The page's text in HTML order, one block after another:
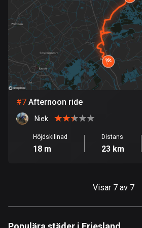
113 rutter
Elfenbenskusten
1 rutt
Estland
1142 rutter
Etiopien
Färöarna
13 rutter
#7 Afternoon ride
Niek
Höjdskillnad
18 m
Distans
23 km
Visar 7 av 7